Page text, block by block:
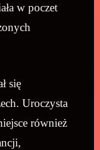
w poczet
się
Uroczysta
również